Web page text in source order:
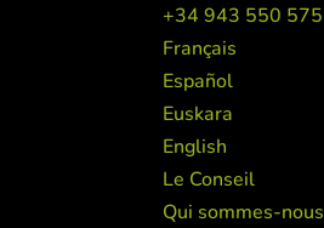
+34 943 550 575
Français
Español
Euskara
English
Le Conseil
Qui sommes-nous